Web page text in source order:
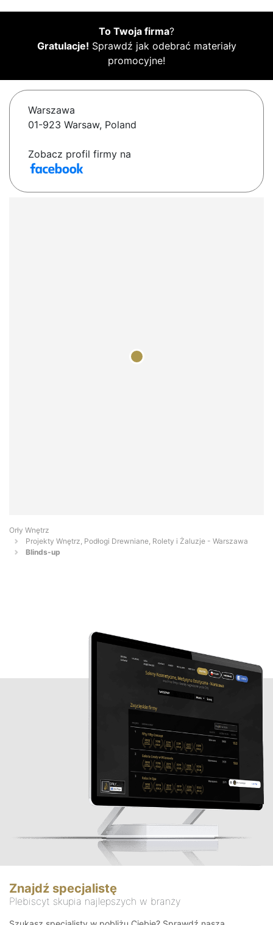
To Twoja firma?
Gratulacje! Sprawdź jak odebrać materiały
promocyjne!
Warszawa
01-923 Warsaw, Poland
Zobacz profil firmy na
Orły Wnętrz
Projekty Wnętrz, Podłogi Drewniane, Rolety i Żaluzje - Warszawa
Blinds-up
Znajdź specjalistę
Plebiscyt skupia najlepszych w branży